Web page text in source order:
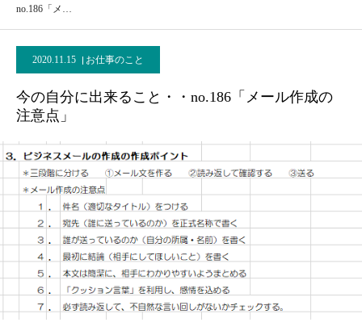
no.186「メ…
2020.11.15 お仕事のこと
今の自分に出来ること・・no.186「メール作成の
注意点」